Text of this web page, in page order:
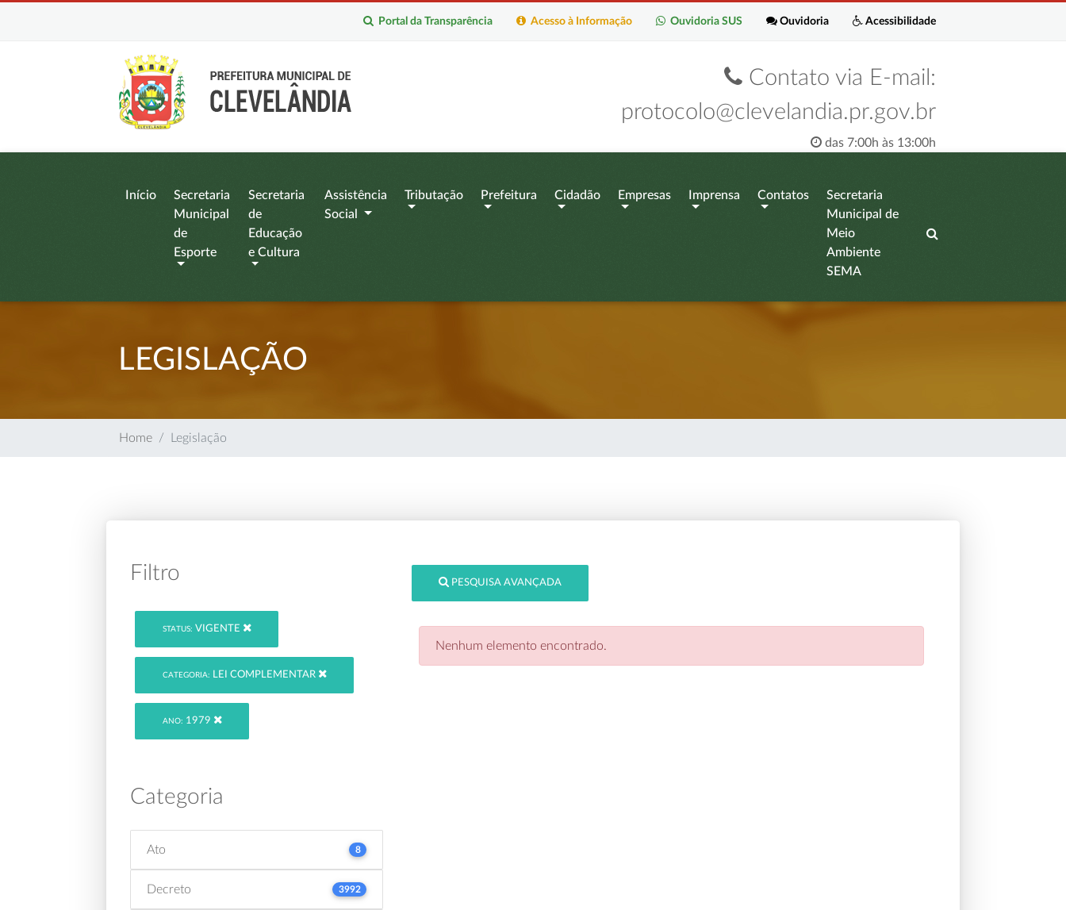
Acessibilidade
Ouvidoria
Ouvidoria SUS
Acesso à Informação
Portal da Transparência
Contato via E-mail:
protocolo@clevelandia.pr.gov.br
das 7:00h às 13:00h
Início
Secretaria
Municipal
de
Esporte
Secretaria
de
Educação
e Cultura
Assistência
Social
Tributação Prefeitura Cidadão Empresas Imprensa Contatos
Secretaria
Municipal de
Meio
Ambiente
SEMA
LEGISLAÇÃO
Home Legislação
Filtro
STATUS: VIGENTE
CATEGORIA: LEI COMPLEMENTAR
ANO: 1979
Categoria
Ato 8
Decreto 3992
PESQUISA AVANÇADA
Nenhum elemento encontrado.